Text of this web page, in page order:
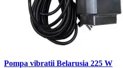
Pompa vibratii Belarusia 225 W